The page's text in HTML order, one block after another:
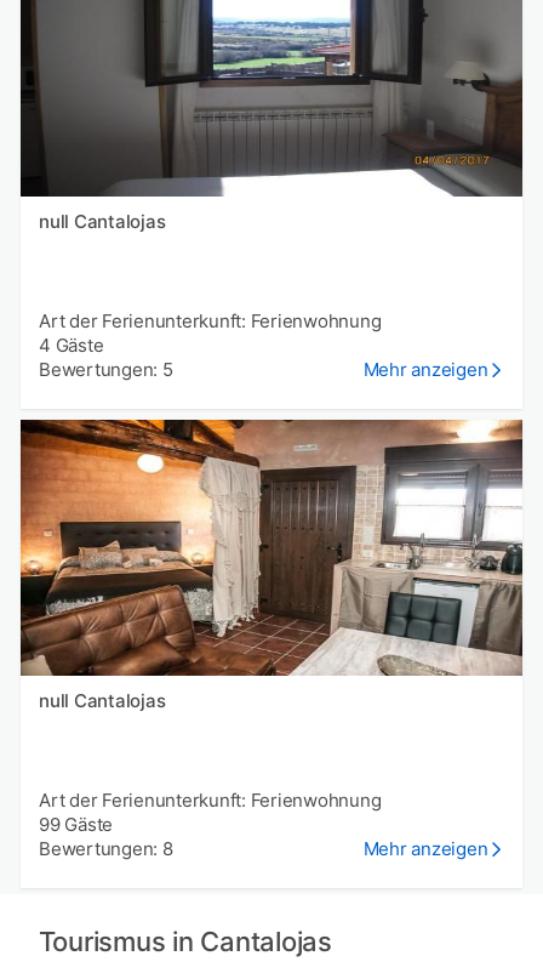
null Cantalojas
Art der Ferienunterkunft: Ferienwohnung
4 Gäste
Bewertungen: 5
Mehr anzeigen
null Cantalojas
Art der Ferienunterkunft: Ferienwohnung
99 Gäste
Bewertungen: 8
Mehr anzeigen
Tourismus in Cantalojas